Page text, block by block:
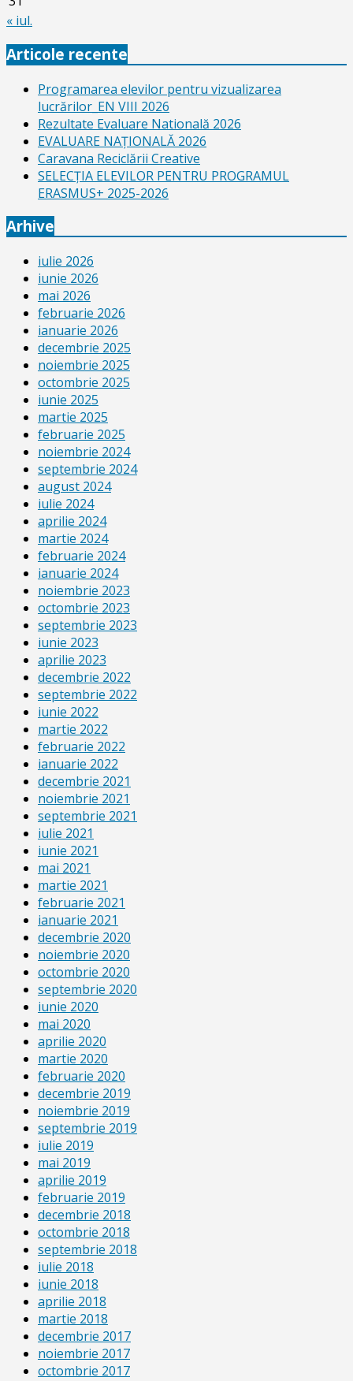
« iul.
Articole recente
Programarea elevilor pentru vizualizarea
lucrărilor_EN VIII 2026
Rezultate Evaluare Natională 2026
EVALUARE NAŢIONALĂ 2026
Caravana Reciclării Creative
SELECŢIA ELEVILOR PENTRU PROGRAMUL
ERASMUS+ 2025-2026
Arhive
iulie 2026
iunie 2026
mai 2026
februarie 2026
ianuarie 2026
decembrie 2025
noiembrie 2025
octombrie 2025
iunie 2025
martie 2025
februarie 2025
noiembrie 2024
septembrie 2024
august 2024
iulie 2024
aprilie 2024
martie 2024
februarie 2024
ianuarie 2024
noiembrie 2023
octombrie 2023
septembrie 2023
iunie 2023
aprilie 2023
decembrie 2022
septembrie 2022
iunie 2022
martie 2022
februarie 2022
ianuarie 2022
decembrie 2021
noiembrie 2021
septembrie 2021
iulie 2021
iunie 2021
mai 2021
martie 2021
februarie 2021
ianuarie 2021
decembrie 2020
noiembrie 2020
octombrie 2020
septembrie 2020
iunie 2020
mai 2020
aprilie 2020
martie 2020
februarie 2020
decembrie 2019
noiembrie 2019
septembrie 2019
iulie 2019
mai 2019
aprilie 2019
februarie 2019
decembrie 2018
octombrie 2018
septembrie 2018
iulie 2018
iunie 2018
aprilie 2018
martie 2018
decembrie 2017
noiembrie 2017
octombrie 2017